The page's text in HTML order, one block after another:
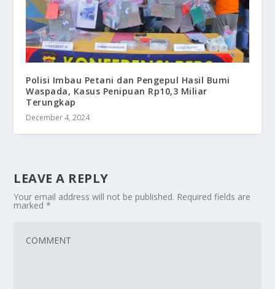
Polisi Imbau Petani dan Pengepul Hasil Bumi
Waspada, Kasus Penipuan Rp10,3 Miliar
Terungkap
December 4, 2024
LEAVE A REPLY
Your email address will not be published. Required fields are
marked*